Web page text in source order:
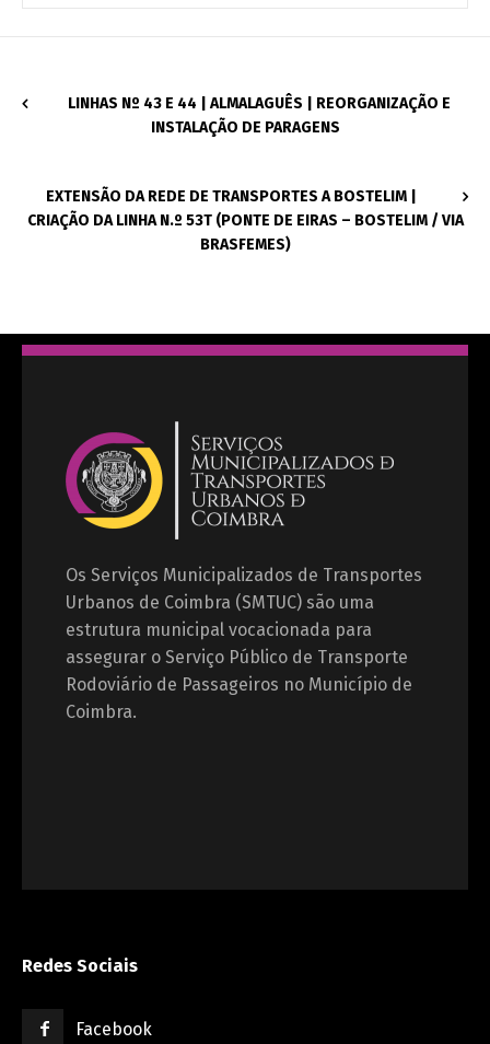
LINHAS Nº 43 E 44 | ALMALAGUÊS | REORGANIZAÇÃO E
INSTALAÇÃO DE PARAGENS
EXTENSÃO DA REDE DE TRANSPORTES A BOSTELIM |
CRIAÇÃO DA LINHA N.º 53T (PONTE DE EIRAS – BOSTELIM / VIA
BRASFEMES)
Os Serviços Municipalizados de Transportes
Urbanos de Coimbra (SMTUC) são uma
estrutura municipal vocacionada para
assegurar o Serviço Público de Transporte
Rodoviário de Passageiros no Município de
Coimbra.
Redes Sociais
Facebook